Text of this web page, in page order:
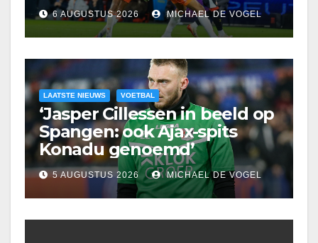
6 AUGUSTUS 2026 MICHAEL DE VOGEL
LAATSTE NIEUWS VOETBAL
‘Jasper Cillessen in beeld op
Spangen: ook Ajax-spits
Konadu genoemd’
5 AUGUSTUS 2026 MICHAEL DE VOGEL